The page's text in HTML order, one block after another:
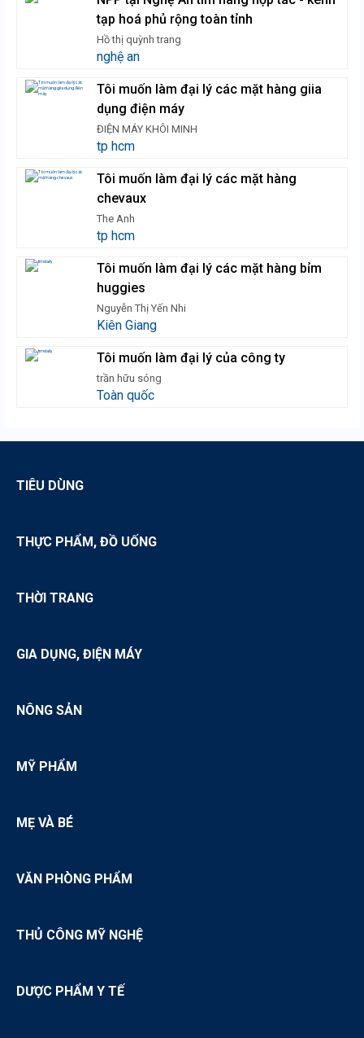
tạp hoá phủ rộng toàn tỉnh
Hồ thị quỳnh trang
nghệ an
Tôi muốn làm đại lý các mặt hàng giia
dụng điện máy
ĐIỆN MÁY KHÔI MINH
tp hcm
Tôi muốn làm đại lý các mặt hàng
chevaux
The Anh
tp hcm
Tôi muốn làm đại lý các mặt hàng bỉm
huggies
Nguyễn Thị Yến Nhi
Kiên Giang
Tôi muốn làm đại lý của công ty
trần hữu sóng
Toàn quốc
TIÊU DÙNG
THỰC PHẨM, ĐỒ UỐNG
THỜI TRANG
GIA DỤNG, ĐIỆN MÁY
NÔNG SẢN
MỸ PHẨM
MẸ VÀ BÉ
VĂN PHÒNG PHẨM
THỦ CÔNG MỸ NGHỆ
DƯỢC PHẨM Y TẾ